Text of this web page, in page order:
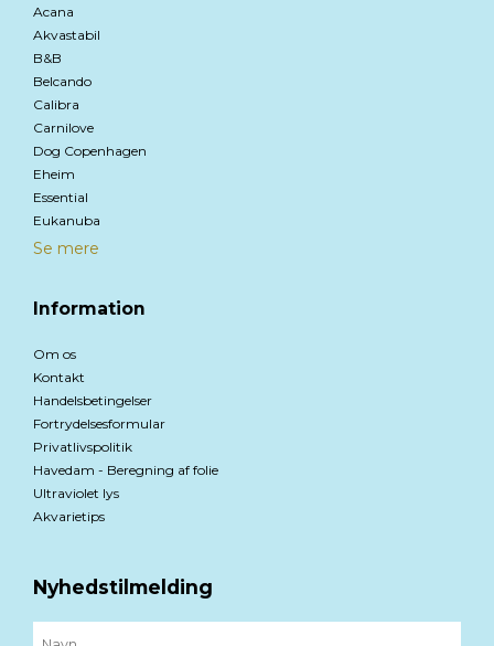
Acana
Akvastabil
B&B
Belcando
Calibra
Carnilove
Dog Copenhagen
Eheim
Essential
Eukanuba
Se mere
Information
Om os
Kontakt
Handelsbetingelser
Fortrydelsesformular
Privatlivspolitik
Havedam - Beregning af folie
Ultraviolet lys
Akvarietips
Nyhedstilmelding